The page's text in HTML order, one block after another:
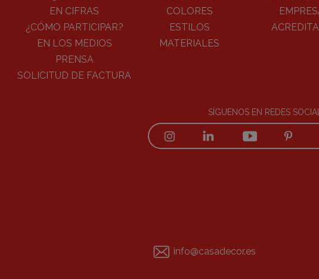
EN CIFRAS
¿CÓMO PARTICIPAR?
EN LOS MEDIOS
PRENSA
SOLICITUD DE FACTURA
COLORES
ESTILOS
MATERIALES
SÍGUENOS EN REDES
info@casadecor.es